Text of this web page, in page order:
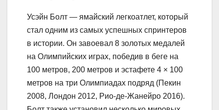
Усэйн Болт — ямайский легкоатлет, который
стал одним из самых успешных спринтеров
в истории. Он завоевал 8 золотых медалей
на Олимпийских играх, победив в беге на
100 метров, 200 метров и эстафете 4 × 100
метров на три Олимпиадах подряд (Пекин
2008, Лондон 2012, Рио-де-Жанейро 2016).